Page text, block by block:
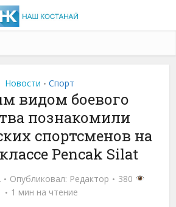
Новости • Спорт
видом боевого
познакомили
спортсменов на
Pencak Silat
Опубликовал: Редактор
380
1 мин на чтение